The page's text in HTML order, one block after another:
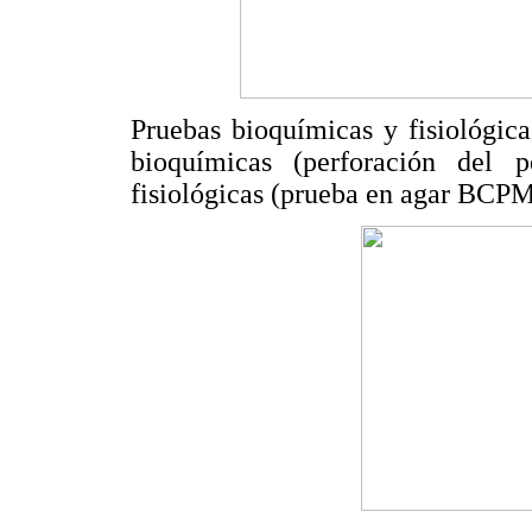
Pruebas bioquímicas y
bioquímicas (perforación
fisiológicas (prueba en agar